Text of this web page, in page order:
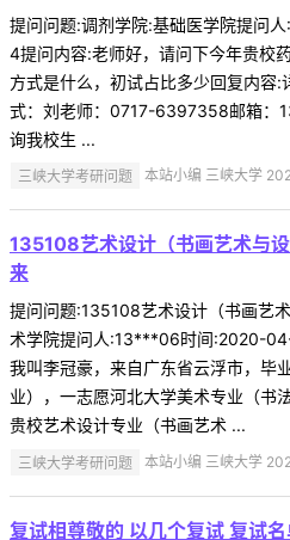
提问问题:调剂学院:基础医学院提问
4提问内容:老师好，请问下今年贵校
方式是什么，初试占比多少回复内容
式：刘老师：0717-6397358邮箱：
询我校生 ...
三峡大学考研问题 本站小编 三峡大学
135108艺术设计（书画艺术与
来
提问问题:135108艺术设计（书画艺
术学院提问人:13***06时间:2020-
我叫李冠豪，来自广东省云浮市，毕
业），一志愿河北大学美术专业（书
贵校艺术设计专业（书画艺术 ...
三峡大学考研问题 本站小编 三峡大学
复试相尊敬的 以几个复试 复试